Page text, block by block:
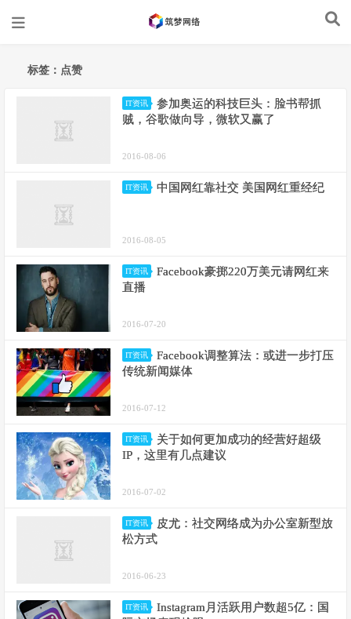
标签：点赞
IT资讯
参加奥运的科技巨头：脸书帮抓
贼，谷歌做向导，微软又赢了
2016-08-06
IT资讯 中国网红靠社交 美国网红重经纪
2016-08-05
IT资讯
Facebook豪掷220万美元请网红来
直播
2016-07-20
IT资讯
Facebook调整算法：或进一步打压
传统新闻媒体
2016-07-12
IT资讯
关于如何更加成功的经营好超级
IP，这里有几点建议
2016-07-02
IT资讯
皮尤：社交网络成为办公室新型放
松方式
2016-06-23
IT资讯
Instagram月活跃用户数超5亿：国